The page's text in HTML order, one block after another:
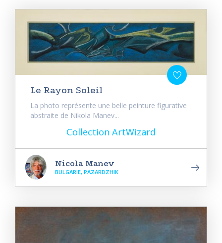
Le Rayon Soleil
La photo représente une belle peinture figurative
abstraite de Nikola Manev...
Collection ArtWizard
Nicola Manev
BULGARIE, PAZARDZHIK